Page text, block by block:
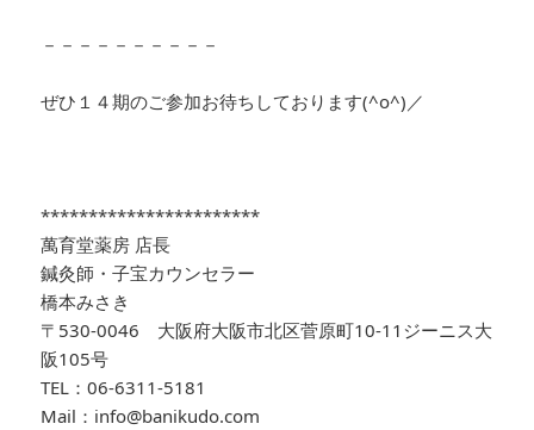
－－－－－－－－－－
ぜひ１４期のご参加お待ちしております(^o^)／
***********************
萬育堂薬房 店長
鍼灸師・子宝カウンセラー
橋本みさき
〒530-0046 大阪府大阪市北区菅原町10-11ジーニス大
阪105号
TEL：06-6311-5181
Mail：info@banikudo.com